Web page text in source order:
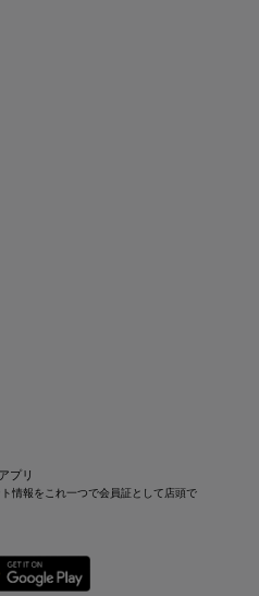
プリ
情報をこれ一つで会員証として店頭で